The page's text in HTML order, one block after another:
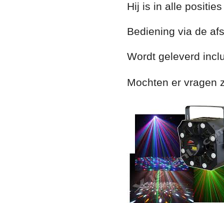
Hij is in alle
Bediening via de
Wordt geleverd
Mochten er vragen